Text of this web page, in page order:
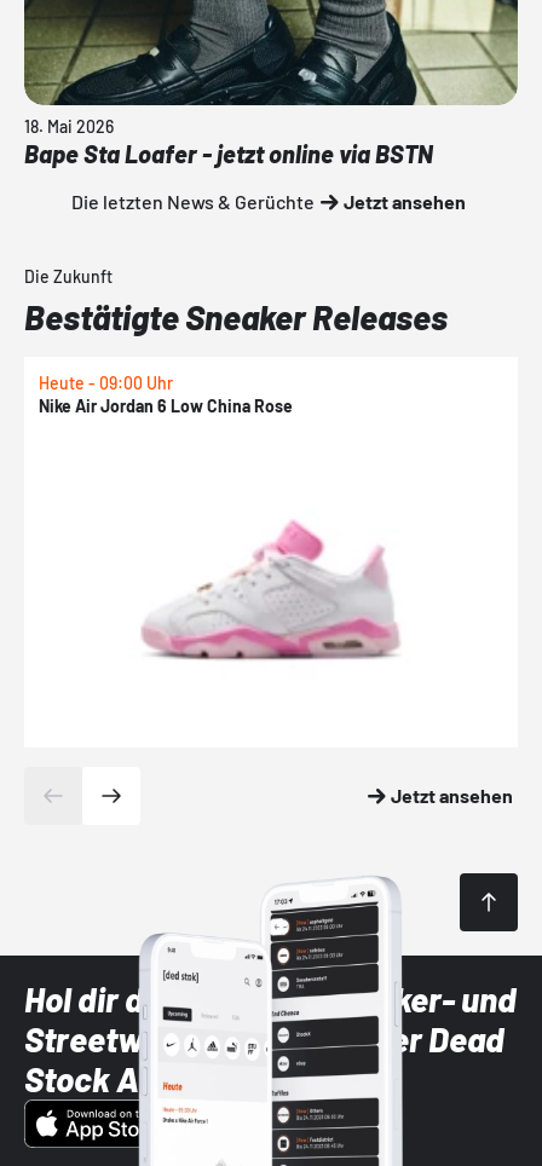
18. Mai 2026
Bape Sta Loafer - jetzt online via BSTN
Die letzten News & Gerüchte Jetzt ansehen
Die Zukunft
Bestätigte Sneaker Releases
Heute - 09:00 Uhr
Nike Air Jordan 6 Low China Rose
Jetzt ansehen
Hol dir die neuesten Sneaker- und
Streetwear-Brands mit der Dead
Stock App